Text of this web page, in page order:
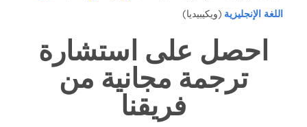
اللغة الإنجليزية (ويكيبيديا)
احصل على استشارة
ترجمة مجانية من
فريقنا